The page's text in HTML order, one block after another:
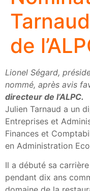
de
Lionel Ségard,
nommé, après avis
directeur de l’ALPC.
Julien Tarnaud a un
Entreprises et
Finances et
en Administration
Il a débuté sa
pendant dix ans